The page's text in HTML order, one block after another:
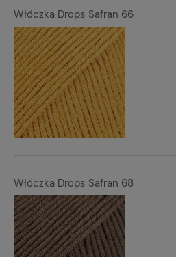
Włóczka Drops Safran 66
Włóczka Drops Safran 68